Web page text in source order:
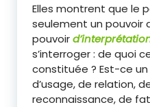
Elles montrent que le
seulement un pouvoir
pouvoir
s’interroger : de quoi
constituée ? Est-ce
d’usage, de relation,
reconnaissance, de